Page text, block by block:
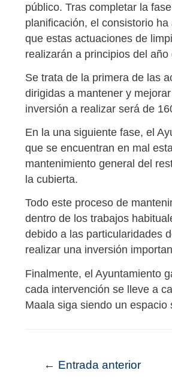
público. Tras completar la
planificación, el consistorio ha
que estas actuaciones de
realizarán a principios del año
Se trata de la primera de las
dirigidas a mantener y
inversión a realizar será de
En la una siguiente fase, el
que se encuentran en mal
mantenimiento general del
la cubierta.
Todo este proceso de
dentro de los trabajos
debido a las particularidades
realizar una inversión
Finalmente, el Ayuntamiento
cada intervención se lleve a
Maala siga siendo un
← Entrada anterior